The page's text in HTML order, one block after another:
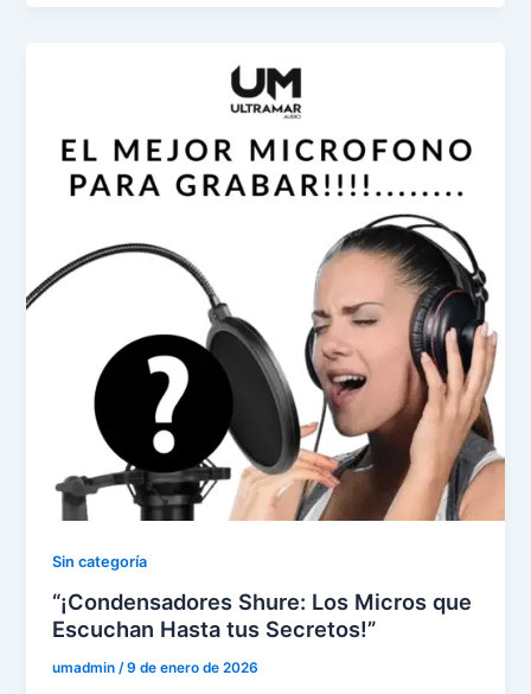
Sin categoría
“¡Condensadores Shure: Los Micros que
Escuchan Hasta tus Secretos!”
umadmin/9 de enero de 2026